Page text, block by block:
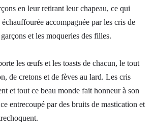
en leur retirant leur chapeau, ce qui
accompagnée par les cris de
et les moqueries des filles.
les œufs et les toasts de chacun, le tout
de cretons et de fèves au lard. Les cris
et tout ce beau monde fait honneur à son
entrecoupé par des bruits de mastication et